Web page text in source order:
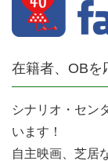
在籍者、OBを
シナリオ・セン
います！
自主映画、芝居